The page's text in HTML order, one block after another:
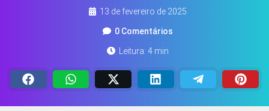
13 de fevereiro de 2025
0 Comentários
Leitura: 4 min